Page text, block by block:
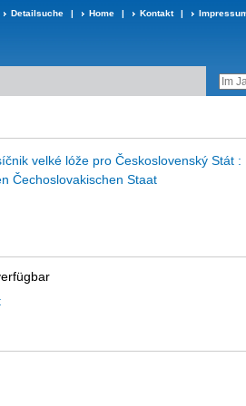
Detailsuche | Home | Kontakt |
velké lóže pro Československý Stát
Čechoslovakischen Staat